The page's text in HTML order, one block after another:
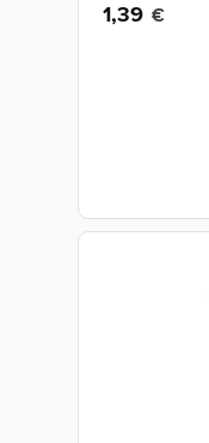
1,39 €